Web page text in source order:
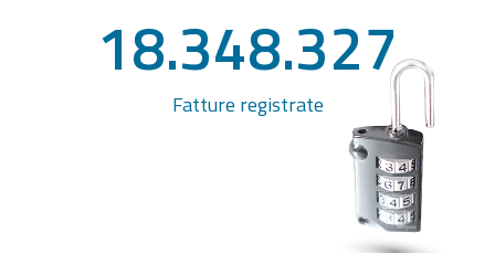
18.348.327
Fatture registrate